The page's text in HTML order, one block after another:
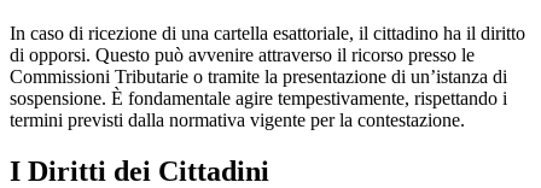
In caso di ricezione di una cartella esattoriale, il cittadino ha il diritto
di opporsi. Questo può avvenire attraverso il ricorso presso le
Commissioni Tributarie o tramite la presentazione di un’istanza di
sospensione. È fondamentale agire tempestivamente, rispettando i
termini previsti dalla normativa vigente per la contestazione.
I Diritti dei Cittadini